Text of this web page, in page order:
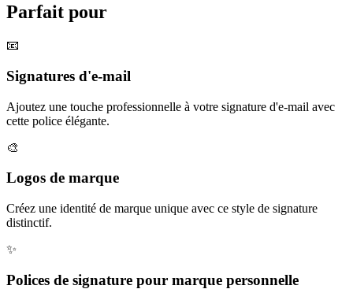
Parfait pour
📧
Signatures d'e-mail
Ajoutez une touche professionnelle à votre signature d'e-mail avec
cette police élégante.
🎨
Logos de marque
Créez une identité de marque unique avec ce style de signature
distinctif.
✨
Polices de signature pour marque personnelle